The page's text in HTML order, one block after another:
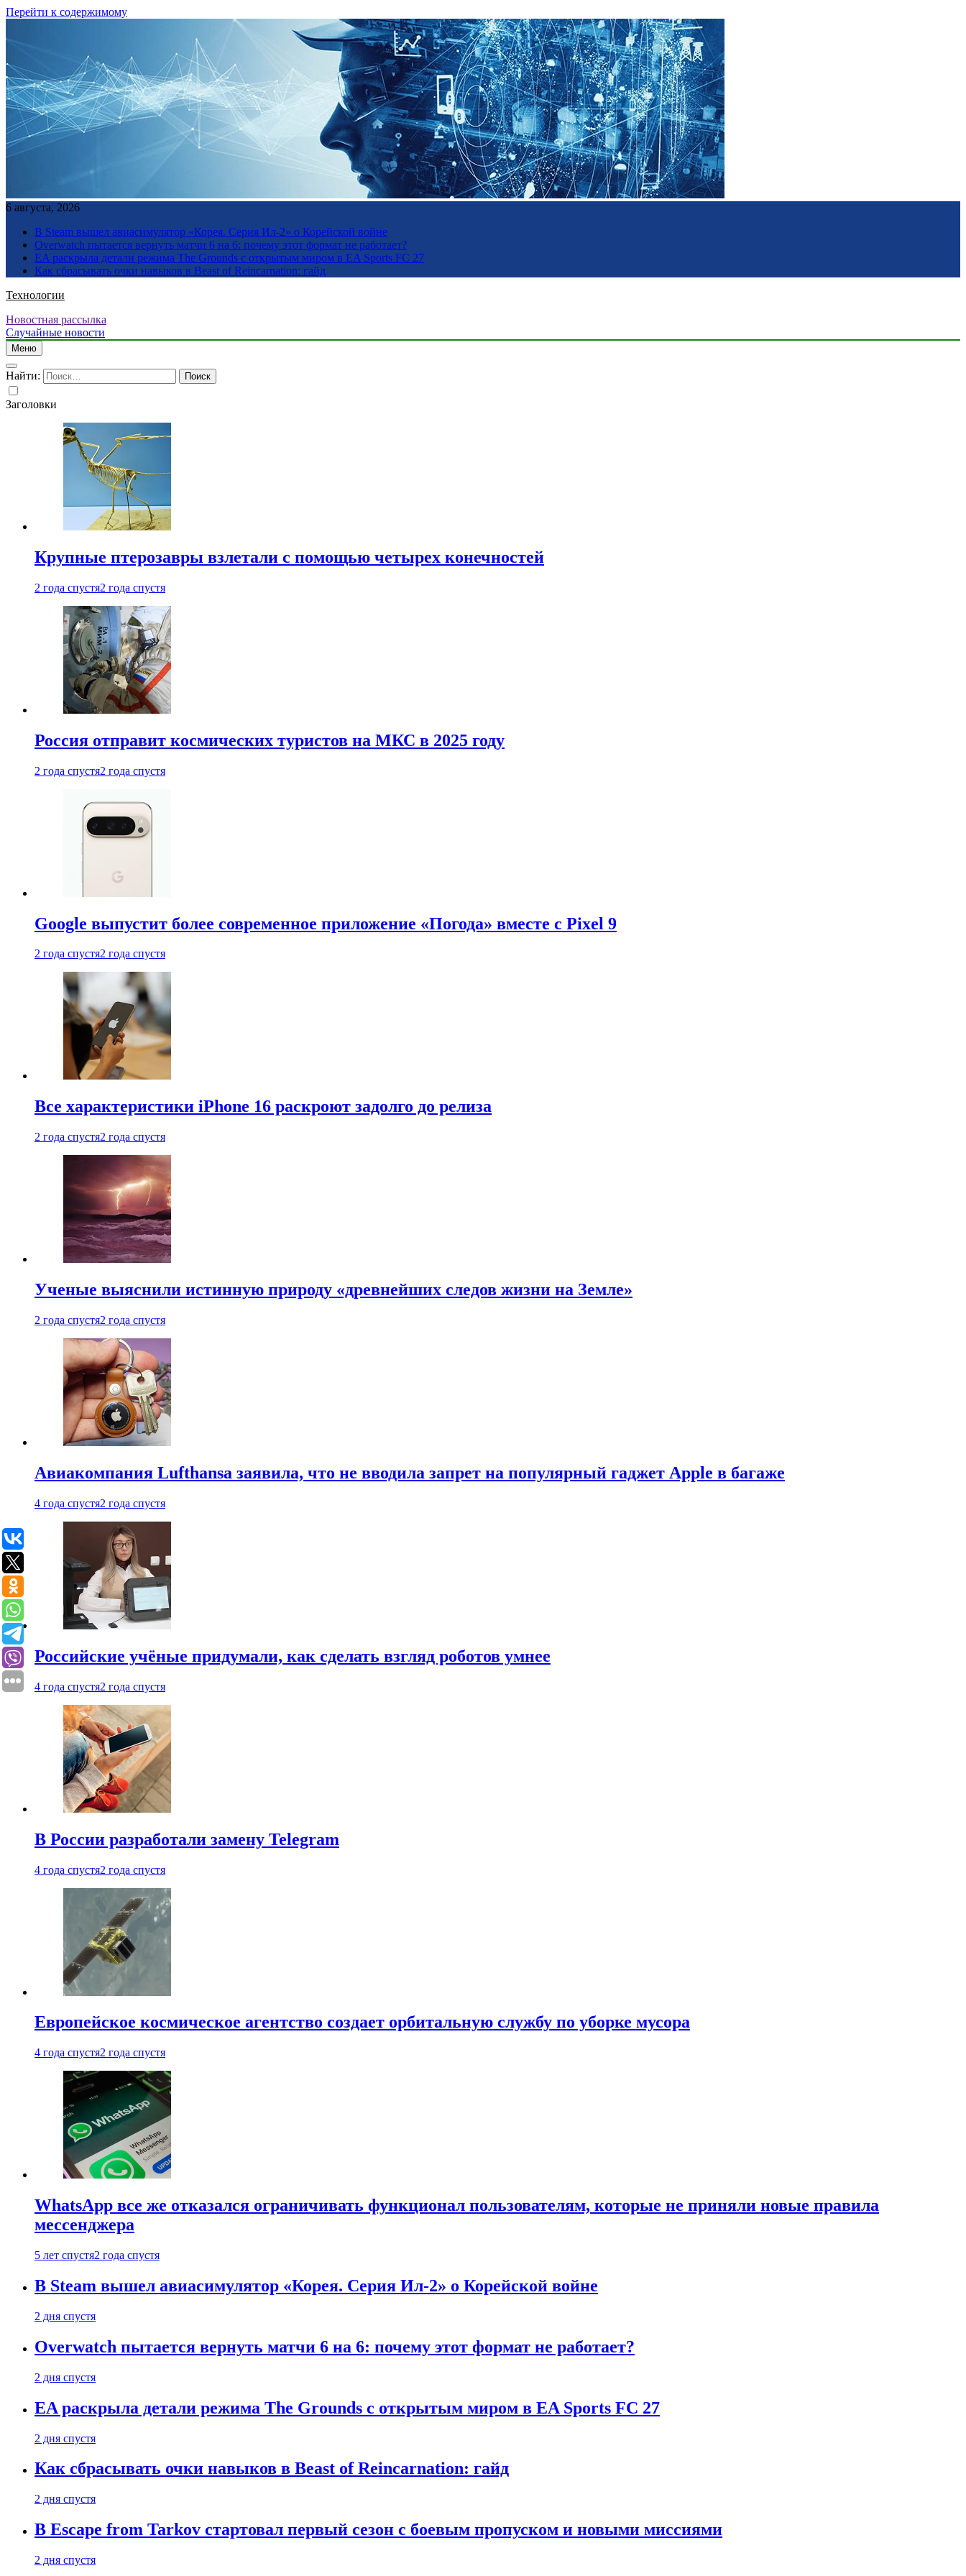
Перейти к содержимому
6 августа, 2026
В Steam вышел авиасимулятор «Корея. Серия Ил-2» о Корейской войне
Overwatch пытается вернуть матчи 6 на 6: почему этот формат не работает?
EA раскрыла детали режима The Grounds с открытым миром в EA Sports FC 27
Как сбрасывать очки навыков в Beast of Reincarnation: гайд
Технологии
Новостная рассылка
Случайные новости
Меню
Найти:
Заголовки
Крупные птерозавры взлетали с помощью четырех конечностей
2 года спустя2 года спустя
Россия отправит космических туристов на МКС в 2025 году
2 года спустя2 года спустя
Google выпустит более современное приложение «Погода» вместе с Pixel 9
2 года спустя2 года спустя
Все характеристики iPhone 16 раскроют задолго до релиза
2 года спустя2 года спустя
Ученые выяснили истинную природу «древнейших следов жизни на Земле»
2 года спустя2 года спустя
Авиакомпания Lufthansa заявила, что не вводила запрет на популярный гаджет Apple в багаже
4 года спустя2 года спустя
Российские учёные придумали, как сделать взгляд роботов умнее
4 года спустя2 года спустя
В России разработали замену Telegram
4 года спустя2 года спустя
Европейское космическое агентство создает орбитальную службу по уборке мусора
4 года спустя2 года спустя
WhatsApp все же отказался ограничивать функционал пользователям, которые не приняли новые правила
мессенджера
5 лет спустя2 года спустя
В Steam вышел авиасимулятор «Корея. Серия Ил-2» о Корейской войне
2 дня спустя
Overwatch пытается вернуть матчи 6 на 6: почему этот формат не работает?
2 дня спустя
EA раскрыла детали режима The Grounds с открытым миром в EA Sports FC 27
2 дня спустя
Как сбрасывать очки навыков в Beast of Reincarnation: гайд
2 дня спустя
В Escape from Tarkov стартовал первый сезон с боевым пропуском и новыми миссиями
2 дня спустя